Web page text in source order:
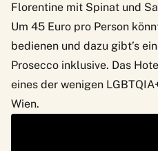
Florentine mit Spinat und
Um 45 Euro pro Person
bedienen und dazu gibt’s
Prosecco inklusive. Das
eines der wenigen
Wien.